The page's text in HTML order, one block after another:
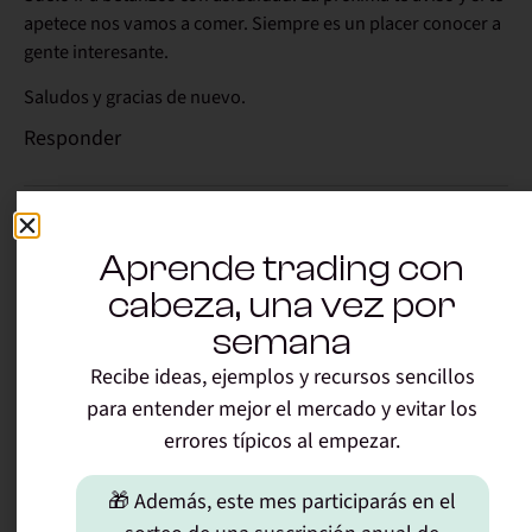
apetece nos vamos a comer. Siempre es un placer conocer a
gente interesante.
Saludos y gracias de nuevo.
Responder
Estaré encantado (si la agenda no me ahoga, cosa que hace
con demasiada frecuencia, últimamente).
¡Un saludo!
Responder
Vimoe dice: 18/08/2012 a las 19:55
Aprende trading con
cabeza, una vez por
semana
Recibe ideas, ejemplos y recursos sencillos
para entender mejor el mercado y evitar los
errores típicos al empezar.
🎁 Además, este mes participarás en el